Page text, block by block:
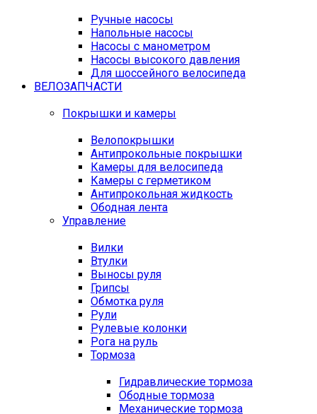
Ручные насосы
Напольные насосы
Насосы с манометром
Насосы высокого давления
Для шоссейного велосипеда
ВЕЛОЗАПЧАСТИ
Покрышки и камеры
Велопокрышки
Антипрокольные покрышки
Камеры для велосипеда
Камеры с герметиком
Антипрокольная жидкость
Ободная лента
Управление
Вилки
Втулки
Выносы руля
Грипсы
Обмотка руля
Рули
Рулевые колонки
Рога на руль
Тормоза
Гидравлические тормоза
Ободные тормоза
Механические тормоза